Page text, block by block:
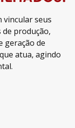
vincular seus
produção,
geração de
atua, agindo